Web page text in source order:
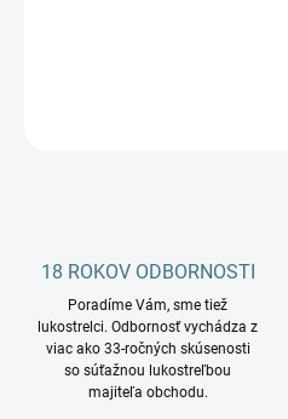
18 ROKOV ODBORNOSTI
Poradíme Vám, sme tiež
lukostrelci. Odbornosť vychádza z
viac ako 33-ročných skúsenosti
so súťažnou lukostreľbou
majiteľa obchodu.